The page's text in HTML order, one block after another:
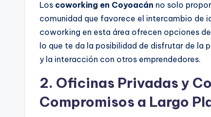
Los coworking en Coyoacán no solo
comunidad que favorece el intercambio de
coworking en esta área ofrecen opciones de
lo que te da la posibilidad de disfrutar de la
y la interacción con otros emprendedores.
2. Oficinas Privadas y
Compromisos a Largo